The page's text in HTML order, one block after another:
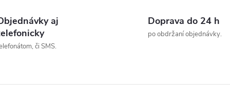
aj
či SMS.
Doprava do 24 h
po obdržaní objednávky.